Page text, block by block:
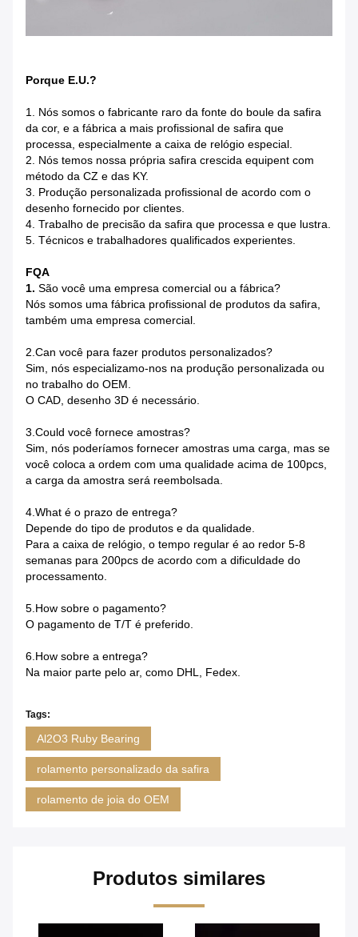
Porque E.U.?
1. Nós somos o fabricante raro da fonte do boule da safira
da cor, e a fábrica a mais profissional de safira que
processa, especialmente a caixa de relógio especial.
2. Nós temos nossa própria safira crescida equipent com
método da CZ e das KY.
3. Produção personalizada profissional de acordo com o
desenho fornecido por clientes.
4. Trabalho de precisão da safira que processa e que lustra.
5. Técnicos e trabalhadores qualificados experientes.
FQA
1. São você uma empresa comercial ou a fábrica?
Nós somos uma fábrica profissional de produtos da safira,
também uma empresa comercial.
2.Can você para fazer produtos personalizados?
Sim, nós especializamo-nos na produção personalizada ou
no trabalho do OEM.
O CAD, desenho 3D é necessário.
3.Could você fornece amostras?
Sim, nós poderíamos fornecer amostras uma carga, mas se
você coloca a ordem com uma qualidade acima de 100pcs,
a carga da amostra será reembolsada.
4.What é o prazo de entrega?
Depende do tipo de produtos e da qualidade.
Para a caixa de relógio, o tempo regular é ao redor 5-8
semanas para 200pcs de acordo com a dificuldade do
processamento.
5.How sobre o pagamento?
O pagamento de T/T é preferido.
6.How sobre a entrega?
Na maior parte pelo ar, como DHL, Fedex.
Tags:
Al2O3 Ruby Bearing
rolamento personalizado da safira
rolamento de joia do OEM
Produtos similares